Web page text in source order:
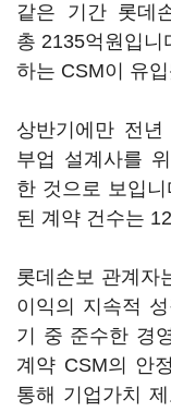
같은 기간 롯데
총 2135억원입니
하는 CSM이 유
상반기에만 전
부업 설계사를
한 것으로 보입
된 계약 건수는
롯데손보 관계자
이익의 지속적
기 중 준수한 경
계약 CSM의 안
통해 기업가치